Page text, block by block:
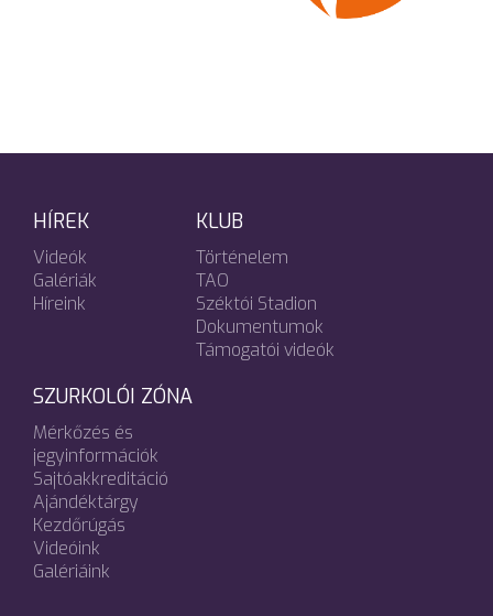
HÍREK
Videók
Galériák
Híreink
KLUB
Történelem
TAO
Széktói Stadion
Dokumentumok
Támogatói videók
SZURKOLÓI ZÓNA
Mérkőzés és
jegyinformációk
Sajtóakkreditáció
Ajándéktárgy
Kezdőrúgás
Videóink
Galériáink